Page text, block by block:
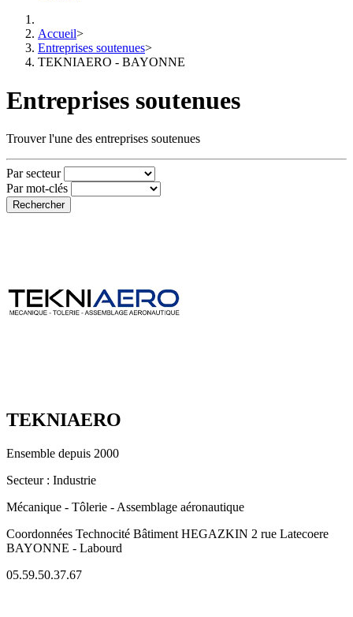
Accueil>
Entreprises soutenues>
TEKNIAERO - BAYONNE
Entreprises soutenues
Trouver l'une des entreprises soutenues
Par secteur
Par mot-clés
Rechercher
TEKNIAERO
Ensemble depuis 2000
Secteur: Industrie
Mécanique - Tôlerie - Assemblage aéronautique
Coordonnées Technocité Bâtiment HEGAZKIN 2 rue Latecoere
BAYONNE - Labourd
05.59.50.37.67